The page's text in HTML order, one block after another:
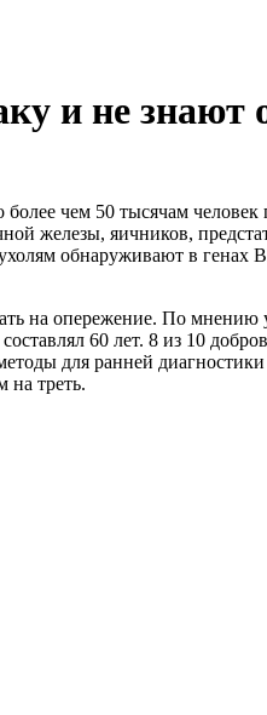
и не знают
чем 50 тысячам
железы, яичников,
обнаруживают в
на опережение. По мнению
60 лет. 8 из 10
для ранней
на треть.